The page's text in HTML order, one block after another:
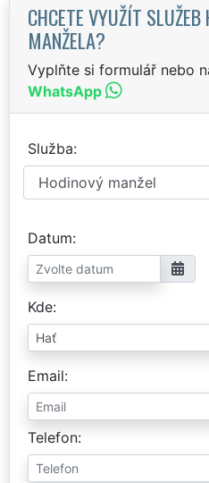
CHCETE VYUŽÍT SLUŽEB
MANŽELA?
Vyplňte si formulář nebo
WhatsApp
Služba
Datum
Kde
Email
Telefon